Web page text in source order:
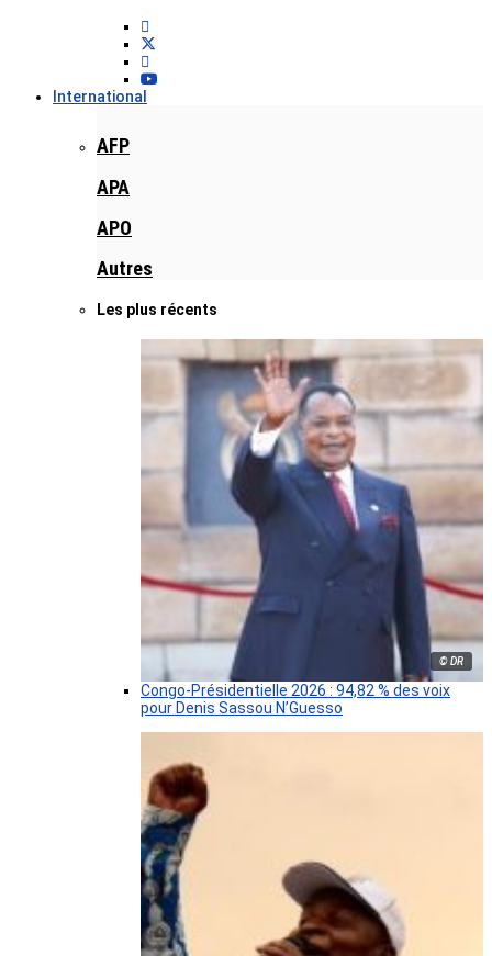
International
AFP
APA
APO
Autres
Les plus récents
© DR
Congo-Présidentielle 2026 : 94,82 % des voix
pour Denis Sassou N’Guesso